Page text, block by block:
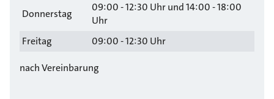
Donnerstag
09:00 - 12:30 Uhr und 14:00 - 18:00
Uhr
Freitag
09:00 - 12:30 Uhr
nach Vereinbarung